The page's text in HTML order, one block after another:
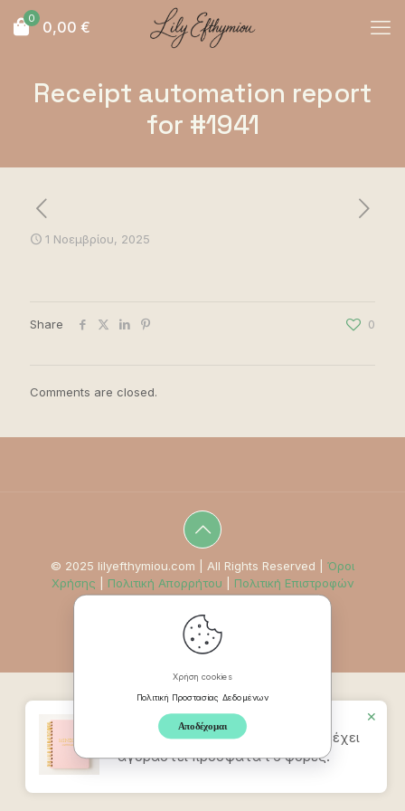
0 0,00 €
Receipt automation report
for #1941
1 Νοεμβρίου, 2025
Share 0
Comments are closed.
© 2025 lilyefthymiou.com | All Rights Reserved | Όροι
Χρήσης
Πολιτική Απορρήτου Πολιτική Επιστροφών
Χρήση cookies
Πολιτική Προστασίας Δεδομένων
Αποδέχομαι
ΠροϊονMindpad Wellness Journal
έχει
αγοραστεί πρόσφατα t 6 φορές.
✕